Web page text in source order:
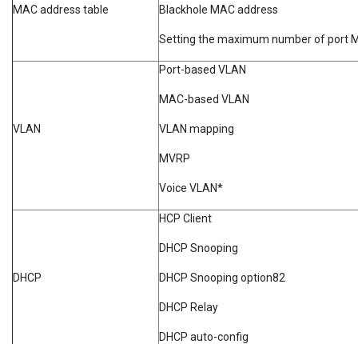
MAC address table Blackhole MAC address
Setting the maximum number of port
VLAN
Port-based VLAN
MAC-based VLAN
VLAN mapping
MVRP
Voice VLAN*
DHCP
HCP Client
DHCP Snooping
DHCP Snooping option82
DHCP Relay
DHCP auto-config